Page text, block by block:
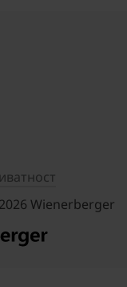
Wienerberger